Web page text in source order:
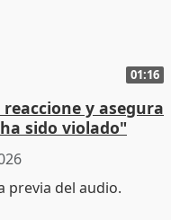
01:16
y asegura
sido violado"